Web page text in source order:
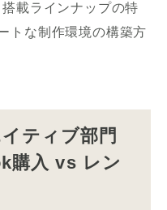
載ラインナップの特
トな制作環境の構築方
ティブ部門
購入 vs レン